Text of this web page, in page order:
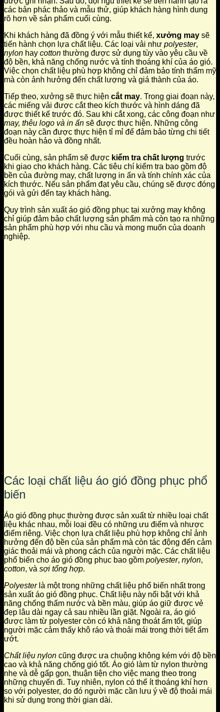
các bản phác thảo và mẫu thử, giúp khách hàng hình dung
rõ hơn về sản phẩm cuối cùng.
Khi khách hàng đã đồng ý với mẫu thiết kế, xưởng may sẽ
tiến hành chọn lựa chất liệu. Các loại vải như polyester,
nylon hay cotton thường được sử dụng tùy vào yêu cầu về
độ bền, khả năng chống nước và tính thoáng khí của áo gió.
Việc chọn chất liệu phù hợp không chỉ đảm bảo tính thẩm mỹ
mà còn ảnh hưởng đến chất lượng và giá thành của áo.
Tiếp theo, xưởng sẽ thực hiện cắt may. Trong giai đoạn này,
các miếng vải được cắt theo kích thước và hình dáng đã
được thiết kế trước đó. Sau khi cắt xong, các công đoạn như
may, thêu logo và in ấn sẽ được thực hiện. Những công
đoạn này cần được thực hiện tỉ mỉ để đảm bảo từng chi tiết
đều hoàn hảo và đồng nhất.
Cuối cùng, sản phẩm sẽ được kiểm tra chất lượng trước
khi giao cho khách hàng. Các tiêu chí kiểm tra bao gồm độ
bền của đường may, chất lượng in ấn và tính chính xác của
kích thước. Nếu sản phẩm đạt yêu cầu, chúng sẽ được đóng
gói và gửi đến tay khách hàng.
Quy trình sản xuất áo gió đồng phục tại xưởng may không
chỉ giúp đảm bảo chất lượng sản phẩm mà còn tạo ra những
sản phẩm phù hợp với nhu cầu và mong muốn của doanh
nghiệp.
Các loại chất liệu áo gió đồng phục phổ
biến
Áo gió đồng phục thường được sản xuất từ nhiều loại chất
liệu khác nhau, mỗi loại đều có những ưu điểm và nhược
điểm riêng. Việc chọn lựa chất liệu phù hợp không chỉ ảnh
hưởng đến độ bền của sản phẩm mà còn tác động đến cảm
giác thoải mái và phong cách của người mặc. Các chất liệu
phổ biến cho áo gió đồng phục bao gồm polyester, nylon,
cotton, và sợi tổng hợp.
Polyesterlà một trong những chất liệu phổ biến nhất trong
sản xuất áo gió đồng phục. Chất liệu này nổi bật với khả
năng chống thấm nước và bền màu, giúp áo giữ được vẻ
đẹp lâu dài ngay cả sau nhiều lần giặt. Ngoài ra, áo gió
được làm từ polyester còn có khả năng thoát ẩm tốt, giúp
người mặc cảm thấy khô ráo và thoải mái trong thời tiết ẩm
ướt.
Chất liệu nylon cũng được ưa chuộng không kém với độ bền
cao và khả năng chống gió tốt. Áo gió làm từ nylon thường
nhẹ và dễ gấp gọn, thuận tiện cho việc mang theo trong
những chuyến đi. Tuy nhiên, nylon có thể ít thoáng khí hơn
so với polyester, do đó người mặc cần lưu ý về độ thoải mái
khi sử dụng trong thời gian dài.